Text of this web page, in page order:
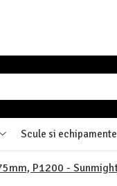
Scule si echipamente
P1200 -